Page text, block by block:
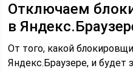
Отключаем
в
От того, какой
Яндекс.Браузере, и будет